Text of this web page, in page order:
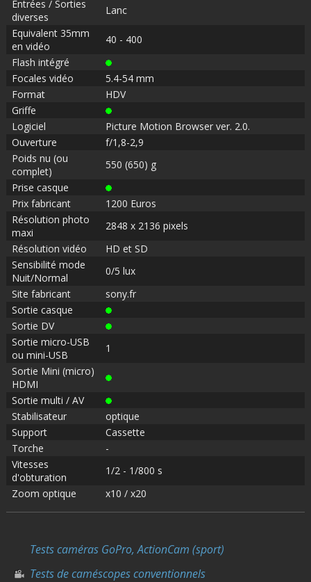
Entrées / Sorties
diverses
Lanc
Equivalent 35mm
en vidéo
40 - 400
Flash intégré
Focales vidéo
5.4-54 mm
Format
HDV
Griffe
Logiciel
Picture Motion Browser ver. 2.0.
Ouverture
f/1,8-2,9
Poids nu (ou
complet)
550 (650) g
Prise casque
Prix fabricant
1200 Euros
Résolution photo
maxi
2848 x 2136 pixels
Résolution vidéo
HD et SD
Sensibilité mode
Nuit/Normal
0/5 lux
Site fabricant
sony.fr
Sortie casque
Sortie DV
Sortie micro-USB
ou mini-USB
1
Sortie Mini (micro)
HDMI
Sortie multi / AV
Stabilisateur
optique
Support
Cassette
Torche
-
Vitesses
d'obturation
1/2 - 1/800 s
Zoom optique
x10 / x20
Tests caméras GoPro, ActionCam (sport)
Tests de caméscopes conventionnels